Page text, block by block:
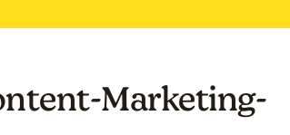
Marketing-